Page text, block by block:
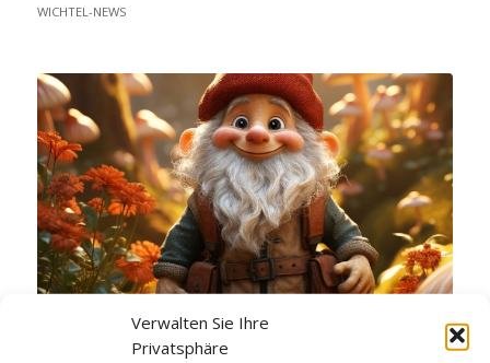
Verwalten Sie Ihre
Privatsphäre
WICHTEL-NEWS